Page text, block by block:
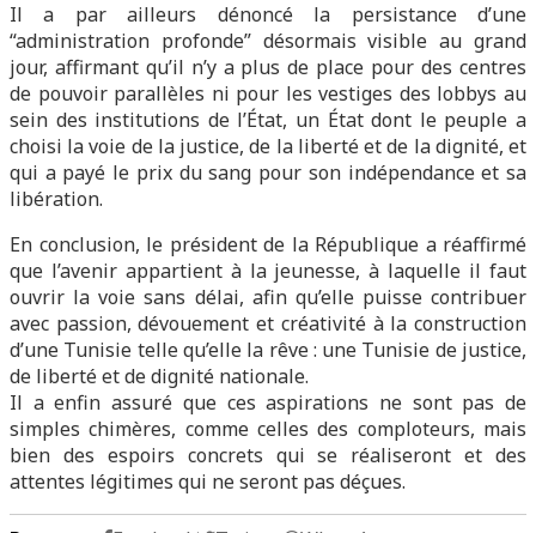
Il a par ailleurs dénoncé la persistance d’une
“administration profonde” désormais visible au grand
jour, affirmant qu’il n’y a plus de place pour des centres
de pouvoir parallèles ni pour les vestiges des lobbys au
sein des institutions de l’État, un État dont le peuple a
choisi la voie de la justice, de la liberté et de la dignité, et
qui a payé le prix du sang pour son indépendance et sa
libération.
En conclusion, le président de la République a réaffirmé
que l’avenir appartient à la jeunesse, à laquelle il faut
ouvrir la voie sans délai, afin qu’elle puisse contribuer
avec passion, dévouement et créativité à la construction
d’une Tunisie telle qu’elle la rêve : une Tunisie de justice,
de liberté et de dignité nationale.
Il a enfin assuré que ces aspirations ne sont pas de
simples chimères, comme celles des comploteurs, mais
bien des espoirs concrets qui se réaliseront et des
attentes légitimes qui ne seront pas déçues.